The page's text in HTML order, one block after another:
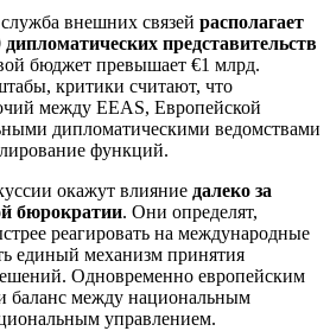
внешних связей располагает
дипломатических представительств
бюджет превышает €1 млрд.
критики считают, что
между EEAS, Европейской
дипломатическими ведомствами
функций.
окажут влияние далеко за
бюрократии. Они определят,
реагировать на международные
единый механизм принятия
Одновременно европейским
баланс между национальным
управлением.